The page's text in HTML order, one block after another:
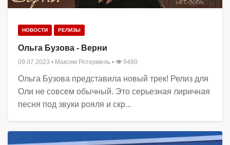
НОВОСТИ РЕЛИЗЫ
Ольга Бузова - Верни
09.07.2023 • Максим Ротермель • 👁 9480
Ольга Бузова представила новый трек! Релиз для
Оли не совсем обычный. Это серьезная лиричная
песня под звуки рояля и скр...